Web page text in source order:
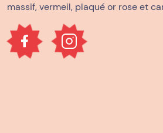
massif, vermeil, plaqué or rose et